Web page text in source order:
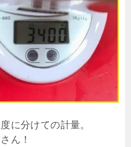
に分けての計量。
ん！